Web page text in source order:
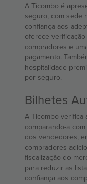
A Ticombo é
seguro, com sede
confiança aos
oferece
compradores e
pagamento.
hospitalidade
por seguro.
Bilhetes
A Ticombo verifica
comparando-a
dos vendedores,
compradores
fiscalização do
para reduzir as
confiança aos